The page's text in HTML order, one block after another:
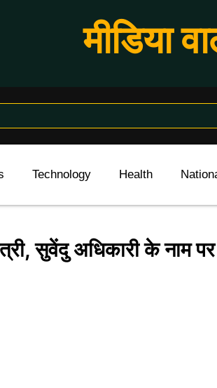
मीडिया
Technology Health
सुवेंदु अधिकारी के नाम